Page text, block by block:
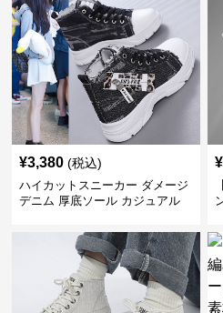
¥3,380 (税込)
ハイカットスニーカー ダメージ
デニム 厚底ソール カジュアル
かわいい 学校 日常使い 履きや
¥